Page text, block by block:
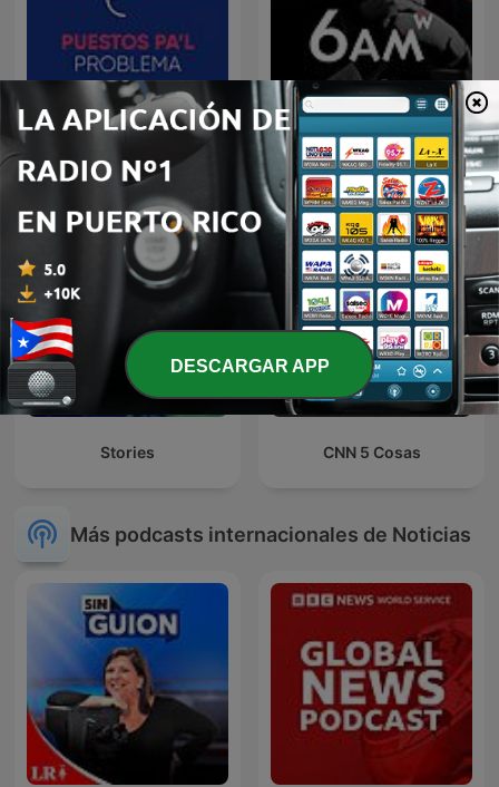
Puestos pa'l Problema 6AM W
Stories CNN 5 Cosas
Más podcasts internacionales de Noticias
DESCARGAR APP